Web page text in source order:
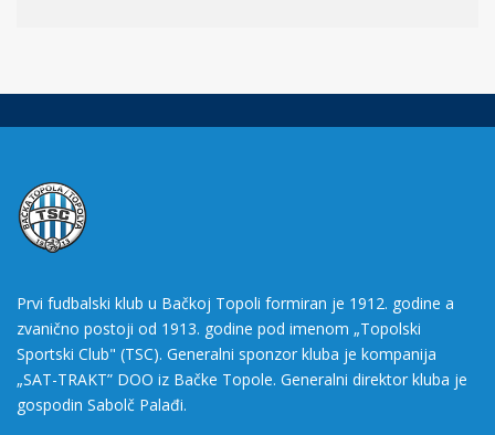
Prvi fudbalski klub u Bačkoj Topoli formiran je 1912. godine a
zvanično postoji od 1913. godine pod imenom „Topolski
Sportski Club" (TSC). Generalni sponzor kluba je kompanija
„SAT-TRAKT” DOO iz Bačke Topole. Generalni direktor kluba je
gospodin Sabolč Palađi.